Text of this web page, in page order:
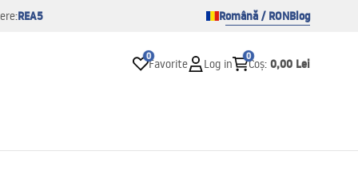
REA5 Română / RONBlog
0
Favorite Log in
0
Coș: 0,00 Lei